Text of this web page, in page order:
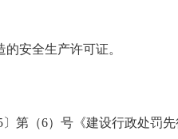
安全生产许可证。
第（6）号《建设行政处罚